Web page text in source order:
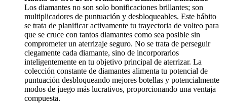
Los diamantes no son solo bonificaciones brillantes; son
multiplicadores de puntuación y desbloqueables. Este hábito
se trata de planificar activamente tu trayectoria de volteo para
que se cruce con tantos diamantes como sea posible sin
comprometer un aterrizaje seguro. No se trata de perseguir
ciegamente cada diamante, sino de incorporarlos
inteligentemente en tu objetivo principal de aterrizar. La
colección constante de diamantes alimenta tu potencial de
puntuación desbloqueando mejores botellas y potencialmente
modos de juego más lucrativos, proporcionando una ventaja
compuesta.